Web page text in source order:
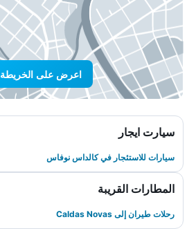
اعرض على الخريطة
سيارت ايجار
سيارات للاستئجار في كالداس نوفاس
المطارات القريبة
رحلات طيران إلى Caldas Novas